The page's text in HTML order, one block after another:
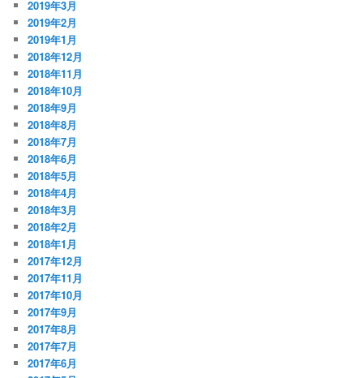
2019年3月
2019年2月
2019年1月
2018年12月
2018年11月
2018年10月
2018年9月
2018年8月
2018年7月
2018年6月
2018年5月
2018年4月
2018年3月
2018年2月
2018年1月
2017年12月
2017年11月
2017年10月
2017年9月
2017年8月
2017年7月
2017年6月